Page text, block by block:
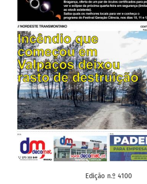
Edição n.º 4100